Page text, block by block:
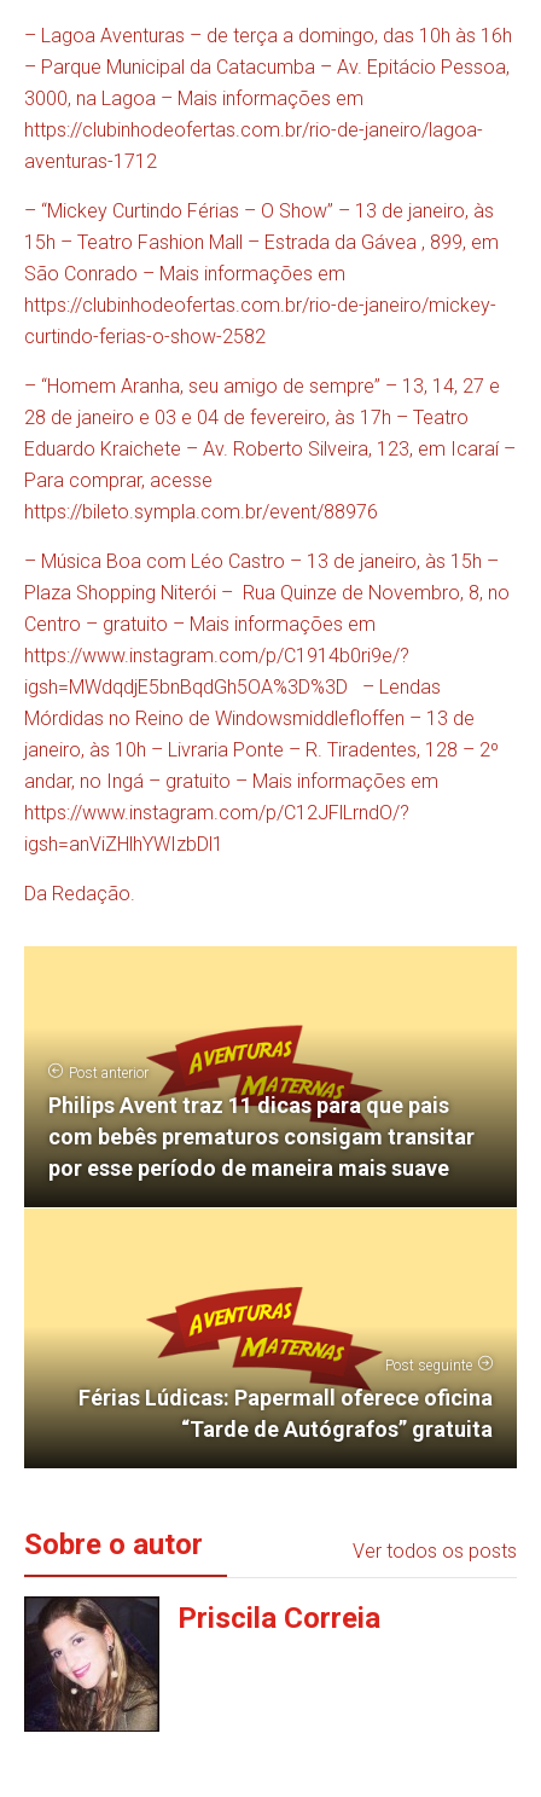
– Lagoa Aventuras – de terça a domingo, das 10h às 16h
– Parque Municipal da Catacumba – Av. Epitácio Pessoa,
3000, na Lagoa – Mais informações em
https://clubinhodeofertas.com.br/rio-de-janeiro/lagoa-
aventuras-1712
– “Mickey Curtindo Férias – O Show” – 13 de janeiro, às
15h – Teatro Fashion Mall – Estrada da Gávea , 899, em
São Conrado – Mais informações em
https://clubinhodeofertas.com.br/rio-de-janeiro/mickey-
curtindo-ferias-o-show-2582
– “Homem Aranha, seu amigo de sempre” – 13, 14, 27 e
28 de janeiro e 03 e 04 de fevereiro, às 17h – Teatro
Eduardo Kraichete – Av. Roberto Silveira, 123, em Icaraí –
Para comprar, acesse
https://bileto.sympla.com.br/event/88976
– Música Boa com Léo Castro – 13 de janeiro, às 15h –
Plaza Shopping Niterói – Rua Quinze de Novembro, 8, no
Centro – gratuito – Mais informações em
https://www.instagram.com/p/C1914b0ri9e/?
igsh=MWdqdjE5bnBqdGh5OA%3D%3D – Lendas
Mórdidas no Reino de Windowsmiddlefloffen – 13 de
janeiro, às 10h – Livraria Ponte – R. Tiradentes, 128 – 2º
andar, no Ingá – gratuito – Mais informações em
https://www.instagram.com/p/C12JFlLrndO/?
igsh=anViZHlhYWIzbDl1
Da Redação.
Post anterior
Philips Avent traz 11 dicas para que pais
com bebês prematuros consigam transitar
por esse período de maneira mais suave
Post seguinte
Férias Lúdicas: Papermall oferece oficina
“Tarde de Autógrafos” gratuita
Sobre o autor Ver todos os posts
Priscila Correia